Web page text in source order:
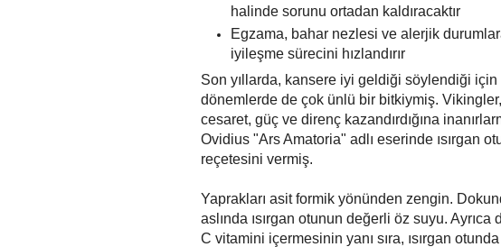
halinde sorunu ortadan kaldıracaktır
Egzama, bahar nezlesi ve alerjik
iyileşme sürecini hızlandırır
Son yıllarda, kansere iyi geldiği söylendiği için
dönemlerde de çok ünlü bir bitkiymiş. Vikingler,
cesaret, güç ve direnç kazandırdığına
Ovidius "Ars Amatoria" adlı eserinde ısırgan
reçetesini vermiş.
Yaprakları asit formik yönünden zengin.
aslında ısırgan otunun değerli öz suyu.
C vitamini içermesinin yanı sıra, ısırgan